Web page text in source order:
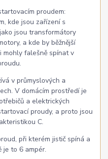
proudem:
kde jsou zařízení s
jsou transformátory
a kde by běžnější
mohly falešně spínat v
v průmyslových a
V domácím prostředí je
a elektrických
proudy, a proto jsou
C.
při kterém jistič spíná a
je to 6 ampér.